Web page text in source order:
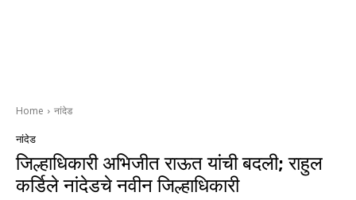
Home नांदेड
नांदेड
जिल्हाधिकारी अभिजीत राऊत यांची बदली; राहुल
कर्डिले नांदेडचे नवीन जिल्हाधिकारी